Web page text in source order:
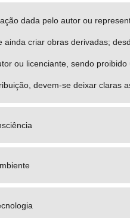
dada pelo autor ou
ainda criar obras derivadas;
ou licenciante, sendo
devem-se deixar claras